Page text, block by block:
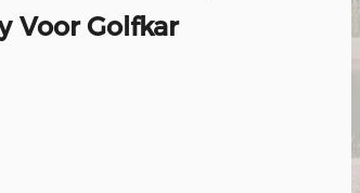
Voor Golfkar